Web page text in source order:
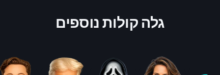
גלה קולות נוספים